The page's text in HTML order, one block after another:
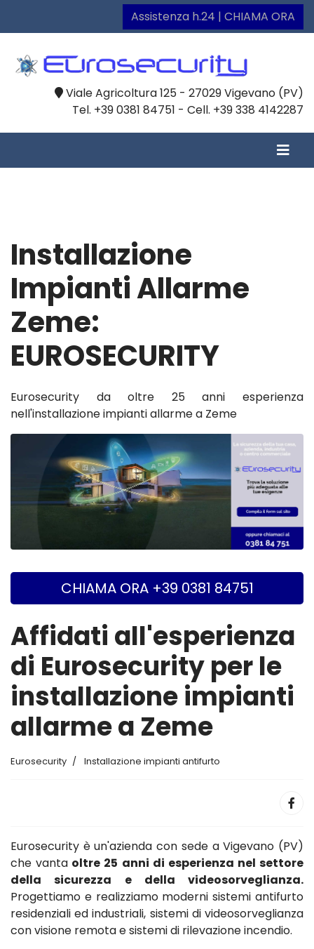
Assistenza h.24 | CHIAMA ORA
Viale Agricoltura 125 - 27029 Vigevano (PV)
Tel. +39 0381 84751 - Cell. +39 338 4142287
Installazione
Impianti Allarme
Zeme:
EUROSECURITY
Eurosecurity da oltre 25 anni esperienza
nell'installazione impianti allarme a Zeme
CHIAMA ORA +39 0381 84751
Affidati all'esperienza
di Eurosecurity per le
installazione impianti
allarme a Zeme
Eurosecurity Installazione impianti antifurto
Eurosecurity è un'azienda con sede a Vigevano (PV)
che vanta oltre 25 anni di esperienza nel settore
della sicurezza e della videosorveglianza.
Progettiamo e realizziamo moderni sistemi antifurto
residenziali ed industriali, sistemi di videosorveglianza
con visione remota e sistemi di rilevazione incendio.